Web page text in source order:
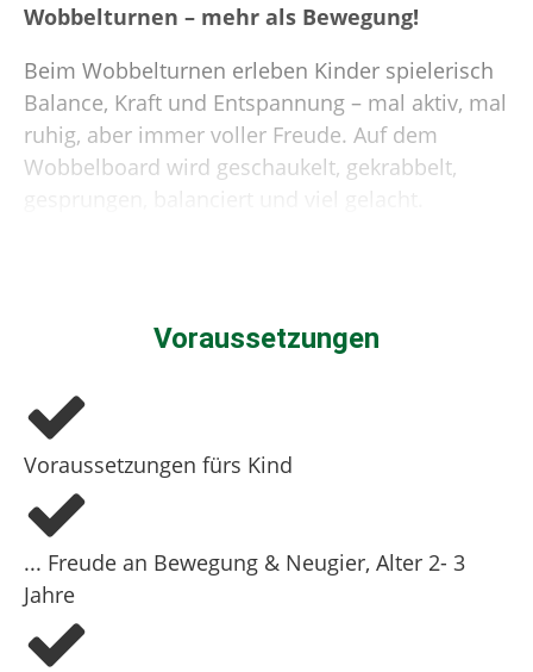
Wobbelturnen – mehr als Bewegung!
Beim Wobbelturnen erleben Kinder spielerisch
Balance, Kraft und Entspannung – mal aktiv, mal
ruhig, aber immer voller Freude. Auf dem
Wobbelboard wird geschaukelt, gekrabbelt,
Motorik, Selbstvertrauen, Kreativität und die
Verbindung zwischen Kind und Begleitperson.
Für Kinder von 2–3 Jahren – gemeinsam mit
Mama, Papa, Oma, Opa oder einer vertrauten
Bezugsperson.
Das Wobbelboard
ist ein echtes Zauberbrett –
mal Boot, mal Brücke, mal Berg – und macht
jede Stunde zu einem besonderen Erlebnis.
Voraussetzungen
Voraussetzungen fürs Kind
... Freude an Bewegung & Neugier, Alter 2- 3
Jahre